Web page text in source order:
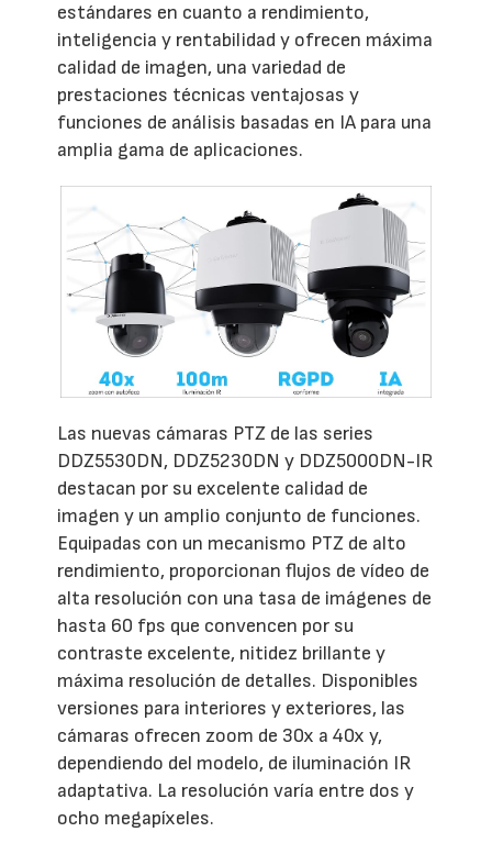
estándares en cuanto a rendimiento,
inteligencia y rentabilidad y ofrecen máxima
calidad de imagen, una variedad de
prestaciones técnicas ventajosas y
funciones de análisis basadas en IA para una
amplia gama de aplicaciones.
Las nuevas cámaras PTZ de las series
DDZ5530DN, DDZ5230DN y DDZ5000DN-IR
destacan por su excelente calidad de
imagen y un amplio conjunto de funciones.
Equipadas con un mecanismo PTZ de alto
rendimiento, proporcionan flujos de vídeo de
alta resolución con una tasa de imágenes de
hasta 60 fps que convencen por su
contraste excelente, nitidez brillante y
máxima resolución de detalles. Disponibles
versiones para interiores y exteriores, las
cámaras ofrecen zoom de 30x a 40x y,
dependiendo del modelo, de iluminación IR
adaptativa. La resolución varía entre dos y
ocho megapíxeles.